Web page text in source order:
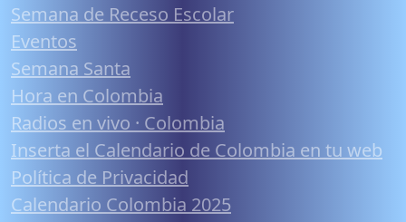
Semana de Receso Escolar
Eventos
Semana Santa
Hora en Colombia
Radios en vivo · Colombia
Inserta el Calendario de Colombia en tu web
Política de Privacidad
Calendario Colombia 2025